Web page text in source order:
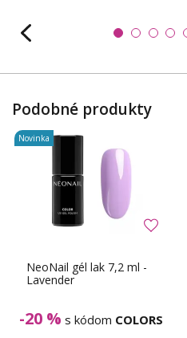
Podobné produkty
NeoNail gél lak 7,2 ml -
Lavender
-20 % s kódom COLORS
Novinka